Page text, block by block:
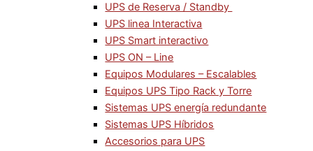
UPS de Reserva / Standby
UPS linea Interactiva
UPS Smart interactivo
UPS ON – Line
Equipos Modulares – Escalables
Equipos UPS Tipo Rack y Torre
Sistemas UPS energía redundante
Sistemas UPS Híbridos
Accesorios para UPS